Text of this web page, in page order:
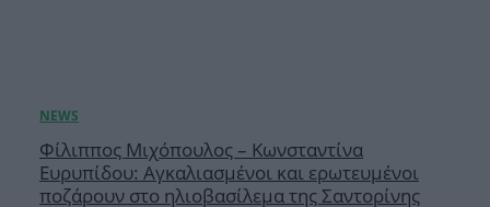
Φίλιππος Μιχόπουλος – Κωνσταντίνα
Ευρυπίδου: Αγκαλιασμένοι και ερωτευμένοι
ποζάρουν στο ηλιοβασίλεμα της Σαντορίνης